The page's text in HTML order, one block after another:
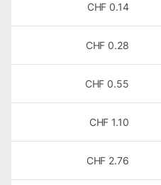
0.14
CHF
0.28
CHF
0.55
CHF
1.10
CHF
2.76
CHF